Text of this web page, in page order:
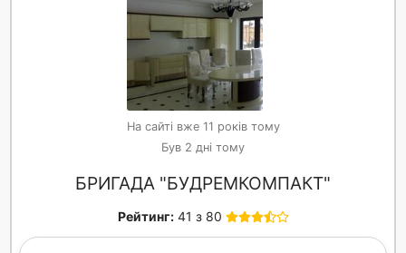
На сайті вже 11 років тому
Був 2 дні тому
БРИГАДА "БУДРЕМКОМПАКТ"
Рейтинг: 41 з 80